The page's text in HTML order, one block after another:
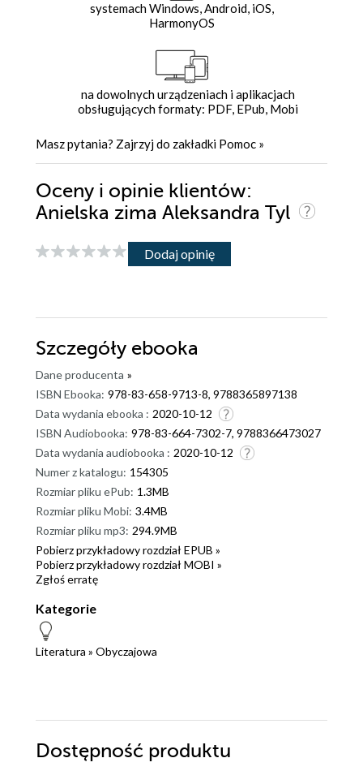
systemach Windows, Android, iOS,
HarmonyOS
na dowolnych urządzeniach i aplikacjach
obsługujących formaty: PDF, EPub, Mobi
Masz pytania? Zajrzyj do zakładki Pomoc »
Oceny i opinie klientów:
Anielska zima Aleksandra Tyl
Dodaj opinię
Szczegóły ebooka
Dane producenta »
ISBN Ebooka: 978-83-658-9713-8, 9788365897138
Data wydania ebooka : 2020-10-12
ISBN Audiobooka: 978-83-664-7302-7, 9788366473027
Data wydania audiobooka : 2020-10-12
Numer z katalogu: 154305
Rozmiar pliku ePub: 1.3MB
Rozmiar pliku Mobi: 3.4MB
Rozmiar pliku mp3: 294.9MB
Pobierz przykładowy rozdział EPUB »
Pobierz przykładowy rozdział MOBI »
Zgłoś erratę
Kategorie
Literatura » Obyczajowa
Dostępność produktu